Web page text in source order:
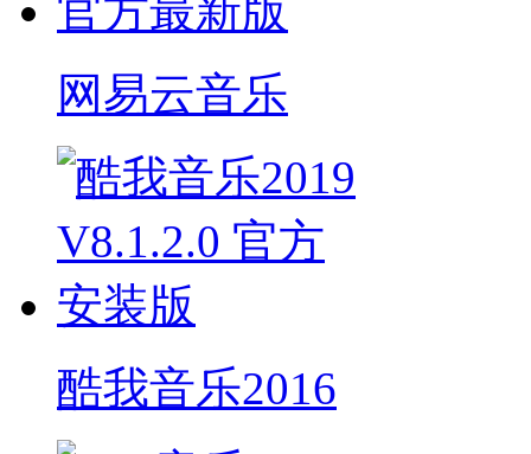
网易云音乐
酷我音乐2016